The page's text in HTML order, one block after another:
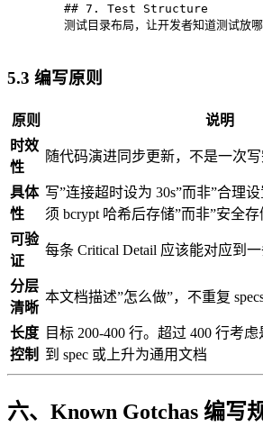
## 7. Test Structure
测试目录布局，让开发者知道测试放
5.3 编写原则
原则
说明
时效
性
随代码演进同步更新，不是一次
具体
性
写”连接超时设为 30s”而非”合理
须 bcrypt 哈希后存储”而非”安全存
可验
证
每条 Critical Detail 应该能对应到
分层
清晰
本文档描述”怎么做”，不重复
长度
控制
目标 200-400 行。超过 400 行考
到 spec 或上升为通用文档
六、Known Gotchas 编写